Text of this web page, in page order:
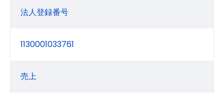
法人登録番号
1130001033761
売上